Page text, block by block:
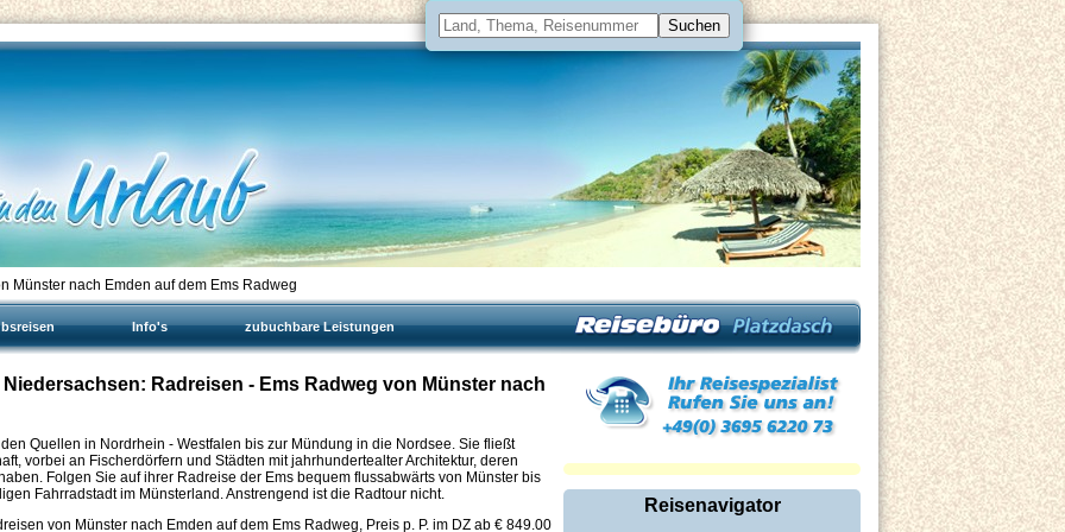
Münster nach Emden auf dem Ems Radweg
Info's zubuchbare Leistungen
Radreisen - Ems Radweg von Münster nach
Quellen in Nordrhein - Westfalen bis zur Mündung in die Nordsee. Sie fließt
vorbei an Fischerdörfern und Städten mit jahrhundertealter Architektur, deren
Folgen Sie auf ihrer Radreise der Ems bequem flussabwärts von Münster bis
Fahrradstadt im Münsterland. Anstrengend ist die Radtour nicht.
von Münster nach Emden auf dem Ems Radweg, Preis p. P. im DZ ab € 849.00
Reisenavigator